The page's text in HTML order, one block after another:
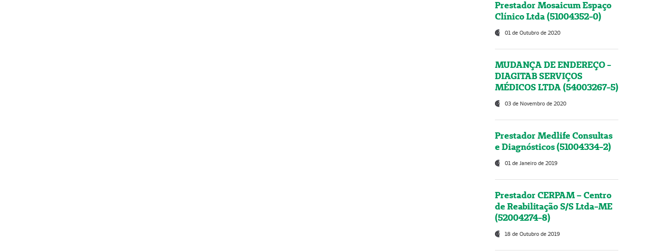
Prestador Mosaicum Espaço
Clínico Ltda (51004352-0)
01 de Outubro de 2020
MUDANÇA DE ENDEREÇO -
DIAGITAB SERVIÇOS
MÉDICOS LTDA (54003267-5)
03 de Novembro de 2020
Prestador Medlife Consultas
e Diagnósticos (51004334-2)
01 de Janeiro de 2019
Prestador CERPAM – Centro
de Reabilitação S/S Ltda-ME
(52004274-8)
18 de Outubro de 2019